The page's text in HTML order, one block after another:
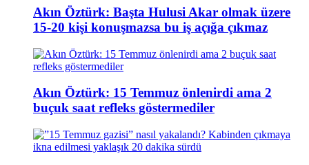
Akın Öztürk: Başta Hulusi Akar olmak üzere
15-20 kişi konuşmazsa bu iş açığa çıkmaz
Akın Öztürk: 15 Temmuz önlenirdi ama 2
buçuk saat refleks göstermediler